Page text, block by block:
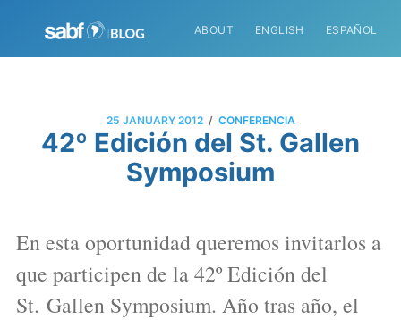
ABOUT ENGLISH ESPAÑOL
25 JANUARY 2012 / CONFERENCIA
42º Edición del St. Gallen
Symposium
En esta oportunidad queremos invitarlos a
que participen de la 42º Edición del
St. Gallen Symposium. Año tras año, el